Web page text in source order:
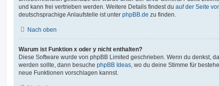
und kann frei vertrieben werden. Weitere Details findest du auf der Seite
deutschsprachige Anlaufstelle ist unter phpBB.de zu finden.
Nach oben
Warum ist Funktion x oder y nicht enthalten?
Diese Software wurde von phpBB Limited geschrieben. Wenn du denkst,
werden sollte, dann besuche phpBB Ideas , wo du deine Stimme für
neue Funktionen vorschlagen kannst.